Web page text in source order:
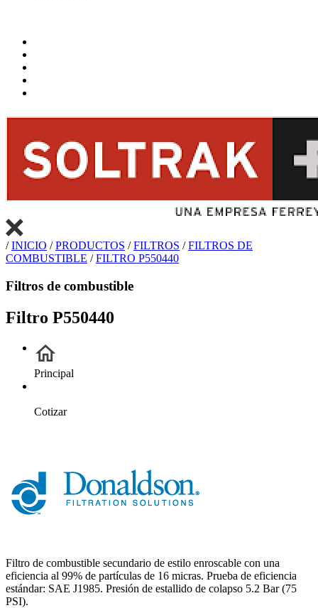
/INICIO /PRODUCTOS /FILTROS /FILTROS DE
COMBUSTIBLE /FILTRO P550440
Filtros de combustible
Filtro P550440
Principal
Cotizar
Filtro de combustible secundario de estilo enroscable con una
eficiencia al 99% de partículas de 16 micras. Prueba de eficiencia
estándar: SAE J1985. Presión de estallido de colapso 5.2 Bar (75
PSI).